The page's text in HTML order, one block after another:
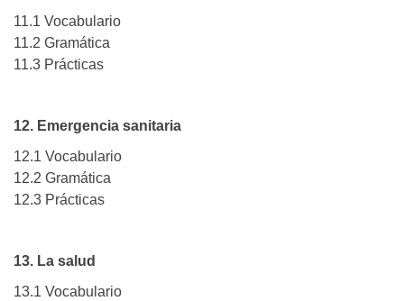
11.1 Vocabulario
11.2 Gramática
11.3 Prácticas
12. Emergencia sanitaria
12.1 Vocabulario
12.2 Gramática
12.3 Prácticas
13. La salud
13.1 Vocabulario